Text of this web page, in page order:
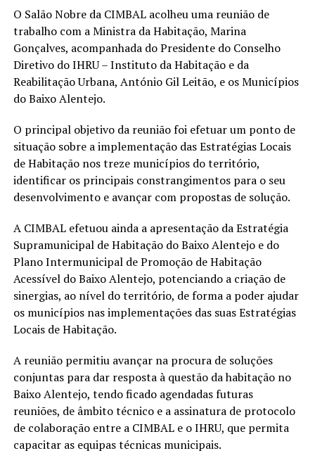
O Salão Nobre da CIMBAL acolheu uma reunião de
trabalho com a Ministra da Habitação, Marina
Gonçalves, acompanhada do Presidente do Conselho
Diretivo do IHRU – Instituto da Habitação e da
Reabilitação Urbana, António Gil Leitão, e os Municípios
do Baixo Alentejo.
O principal objetivo da reunião foi efetuar um ponto de
situação sobre a implementação das Estratégias Locais
de Habitação nos treze municípios do território,
identificar os principais constrangimentos para o seu
desenvolvimento e avançar com propostas de solução.
A CIMBAL efetuou ainda a apresentação da Estratégia
Supramunicipal de Habitação do Baixo Alentejo e do
Plano Intermunicipal de Promoção de Habitação
Acessível do Baixo Alentejo, potenciando a criação de
sinergias, ao nível do território, de forma a poder ajudar
os municípios nas implementações das suas Estratégias
Locais de Habitação.
A reunião permitiu avançar na procura de soluções
conjuntas para dar resposta à questão da habitação no
Baixo Alentejo, tendo ficado agendadas futuras
reuniões, de âmbito técnico e a assinatura de protocolo
de colaboração entre a CIMBAL e o IHRU, que permita
capacitar as equipas técnicas municipais.